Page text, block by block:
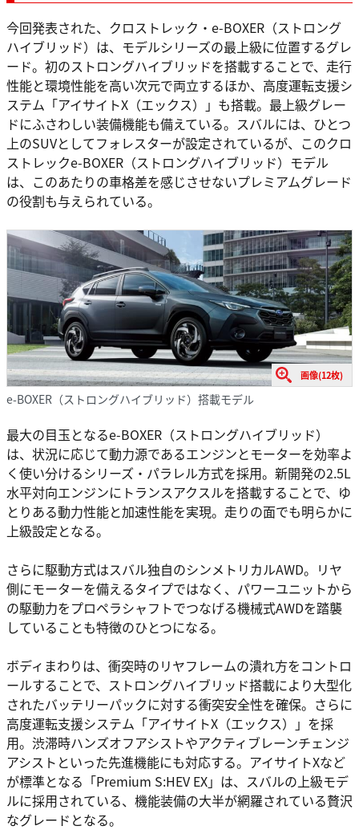
今回発表された、クロストレック・e-BOXER（ストロング
ハイブリッド）は、モデルシリーズの最上級に位置するグレ
ード。初のストロングハイブリッドを搭載することで、走行
性能と環境性能を高い次元で両立するほか、高度運転支援シ
ステム「アイサイトX（エックス）」も搭載。最上級グレー
ドにふさわしい装備機能も備えている。スバルには、ひとつ
上のSUVとしてフォレスターが設定されているが、このクロ
ストレックe-BOXER（ストロングハイブリッド）モデル
は、このあたりの車格差を感じさせないプレミアムグレード
の役割も与えられている。
画像(12枚)
e-BOXER（ストロングハイブリッド）搭載モデル
最大の目玉となるe-BOXER（ストロングハイブリッド）
は、状況に応じて動力源であるエンジンとモーターを効率よ
く使い分けるシリーズ・パラレル方式を採用。新開発の2.5L
水平対向エンジンにトランスアクスルを搭載することで、ゆ
とりある動力性能と加速性能を実現。走りの面でも明らかに
上級設定となる。
さらに駆動方式はスバル独自のシンメトリカルAWD。リヤ
側にモーターを備えるタイプではなく、パワーユニットから
の駆動力をプロペラシャフトでつなげる機械式AWDを踏襲
していることも特徴のひとつになる。
ボディまわりは、衝突時のリヤフレームの潰れ方をコントロ
ールすることで、ストロングハイブリッド搭載により大型化
されたバッテリーパックに対する衝突安全性を確保。さらに
高度運転支援システム「アイサイトX（エックス）」を採
用。渋滞時ハンズオフアシストやアクティブレーンチェンジ
アシストといった先進機能にも対応する。アイサイトXなど
が標準となる「Premium S:HEV EX」は、スバルの上級モデ
ルに採用されている、機能装備の大半が網羅されている贅沢
なグレードとなる。